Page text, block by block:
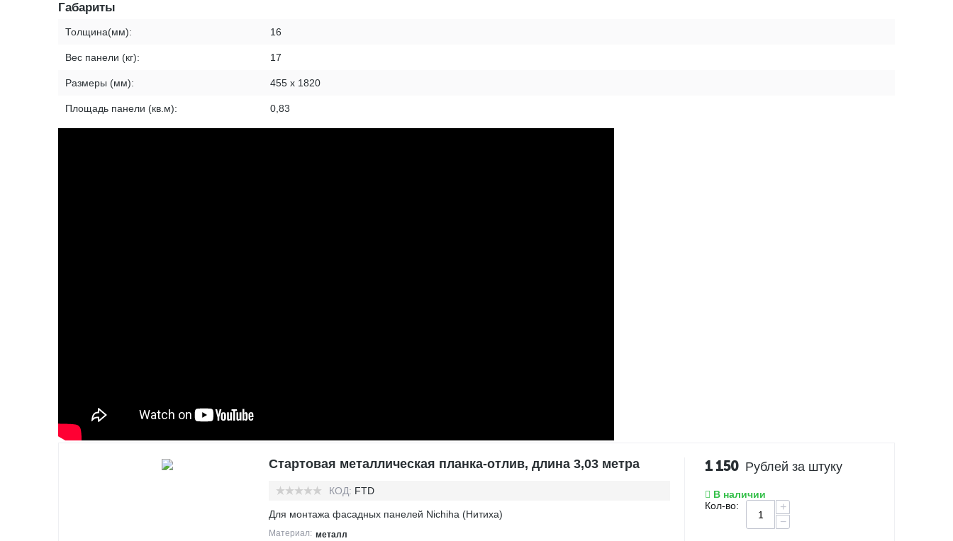
Габариты
Толщина(мм): 16
Вес панели (кг): 17
Размеры (мм): 455 х 1820
Площадь панели (кв.м): 0,83
Стартовая металлическая планка-отлив, длина 3,03 метра
КОД: FTD
Для монтажа фасадных панелей Nichiha (Нитиха)
Материал: металл
1 150 Рублей за штуку
В наличии
Кол-во:
+
−